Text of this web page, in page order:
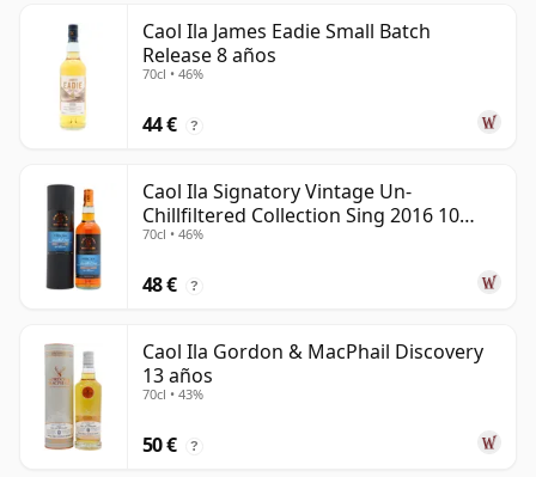
Caol Ila James Eadie Small Batch
Release 8 años
70cl • 46%
44 € ?
Caol Ila Signatory Vintage Un-
Chillfiltered Collection Sing 2016 10
años
70cl • 46%
48 € ?
Caol Ila Gordon & MacPhail Discovery
13 años
70cl • 43%
50 € ?